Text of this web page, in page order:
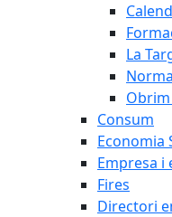
La
Consum
Economia
Empresa i
Fires
Directori